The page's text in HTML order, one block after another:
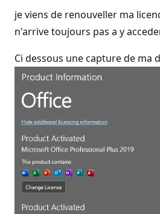
je viens de renouveller ma
n'arrive toujours pas a y
Ci dessous une capture de ma